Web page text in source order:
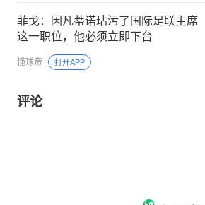
菲戈：因凡蒂诺玷污了国际足联主席
这一职位，他必须立即下台
懂球帝 打开APP
评论